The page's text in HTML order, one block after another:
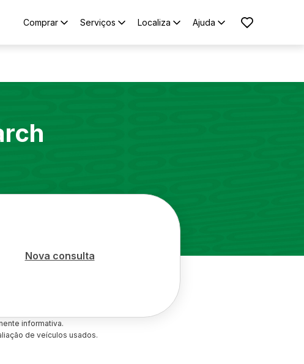
Comprar Serviços Localiza Ajuda
Nova consulta
informativa.
de veículos usados.